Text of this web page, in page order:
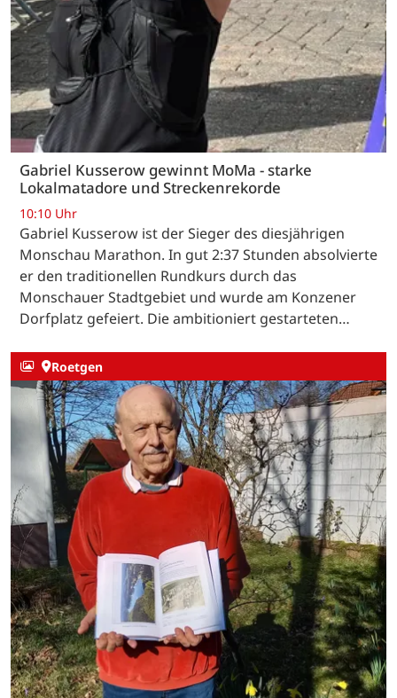
Gabriel Kusserow gewinnt MoMa - starke
Lokalmatadore und Streckenrekorde
10:10 Uhr
Gabriel Kusserow ist der Sieger des diesjährigen
Monschau Marathon. In gut 2:37 Stunden absolvierte
er den traditionellen Rundkurs durch das
Monschauer Stadtgebiet und wurde am Konzener
Dorfplatz gefeiert. Die ambitioniert gestarteten…
Roetgen